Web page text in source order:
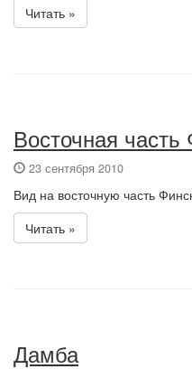
Читать »
Восточная часть
23 сентября 2010
Вид на восточную часть
Читать »
Дамба